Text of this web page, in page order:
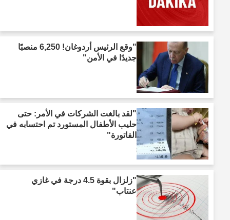
"وقع الرئيس أردوغان! 6,250 منصبًا
جديدًا في الأمن"
"لقد بالغت الشركات في الأمر: حتى
حليب الأطفال المستورد تم احتسابه في
الفاتورة"
"زلزال بقوة 4.5 درجة في غازي
عنتاب"